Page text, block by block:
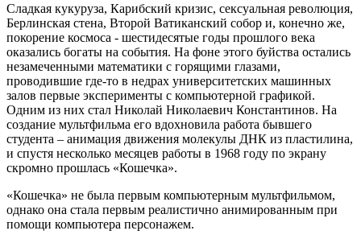
Сладкая кукуруза, Карибский кризис, сексуальная революция,
Берлинская стена, Второй Ватиканский собор и, конечно же,
покорение космоса ‑ шестидесятые годы прошлого века
оказались богаты на события. На фоне этого буйства остались
незамеченными математики с горящими глазами,
проводившие где-то в недрах университетских машинных
залов первые эксперименты с компьютерной графикой.
Одним из них стал Николай Николаевич Константинов. На
создание мультфильма его вдохновила работа бывшего
студента – анимация движения молекулы ДНК из пластилина,
и спустя несколько месяцев работы в 1968 году по экрану
скромно прошлась «Кошечка».
«Кошечка» не была первым компьютерным мультфильмом,
однако она стала первым реалистично анимированным при
помощи компьютера персонажем.